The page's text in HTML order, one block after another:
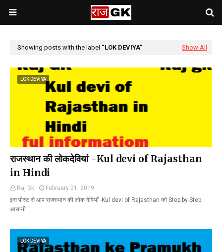
Showing posts with the label LOK DEVIYA Show All
LOK DEVIYA
राजस्थान की लोकदेवियां -Kul devi of Rajasthan
in Hindi
Raj Gk
February 21, 2019
इस पोस्ट से आप राजस्थान की लोक देवियाँ -Kul devi of Rajasthan को Step by Step
आसानी …
LOK DEVIYA